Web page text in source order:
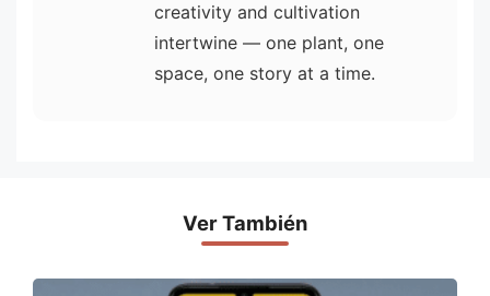
creativity and cultivation
intertwine — one plant, one
space, one story at a time.
Ver También